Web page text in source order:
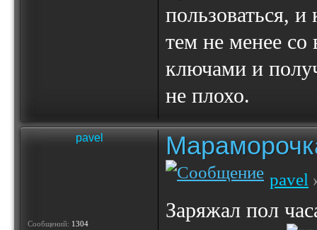
пользоваться,
тем не менее со
ключами и
не плохо.
pavel
Сообщений: 1304
pavel
Заряжал пол